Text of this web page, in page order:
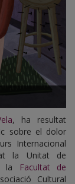
, ha resultat
sobre el dolor
Internacional
la Unitat de
la
Facultat de
Cultural